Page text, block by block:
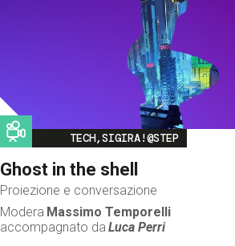
Image
TECH,SIGIRA!@STEP
Ghost in the shell
Proiezione e conversazione
Modera Massimo Temporelli
accompagnato da Luca Perri